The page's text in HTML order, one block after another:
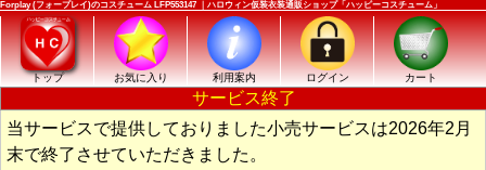
Forplay (フォープレイ)のコスチューム LFP553147 ｜ハロウィン仮装衣装通販ショップ「ハッピーコスチューム」
トップ お気に入り 利用案内 ログイン カート
サービス終了
当サービスで提供しておりました小売サービスは2026年2月
末で終了させていただきました。